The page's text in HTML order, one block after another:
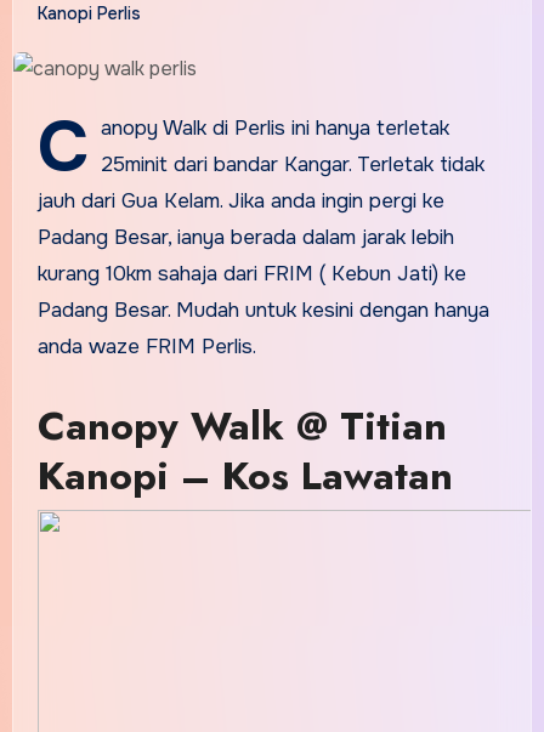
Kanopi Perlis
C anopy Walk di Perlis ini hanya terletak
25minit dari bandar Kangar. Terletak tidak
jauh dari Gua Kelam. Jika anda ingin pergi ke
Padang Besar, ianya berada dalam jarak lebih
kurang 10km sahaja dari FRIM ( Kebun Jati) ke
Padang Besar. Mudah untuk kesini dengan hanya
anda waze FRIM Perlis.
Canopy Walk @ Titian
Kanopi – Kos Lawatan